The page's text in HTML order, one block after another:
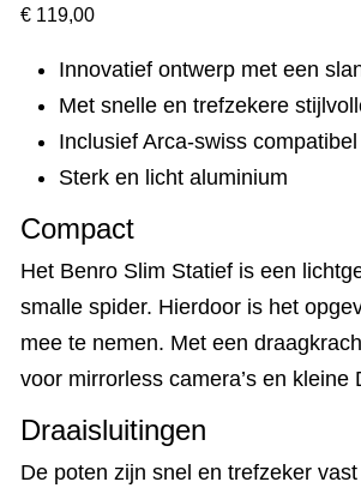
€ 119,00
Innovatief ontwerp met een
Met snelle en trefzekere
Inclusief Arca-swiss
Sterk en licht aluminium
Compact
Het Benro Slim Statief is een
smalle spider. Hierdoor is het
mee te nemen. Met een
voor mirrorless camera’s en kleine
Draaisluitingen
De poten zijn snel en trefzeker